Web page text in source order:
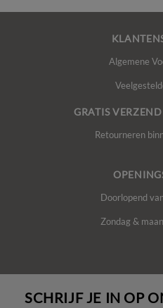
Algemene
GRATIS
Retourneren
Doorlopend
Zondag &
SCHRIJF JE IN OP